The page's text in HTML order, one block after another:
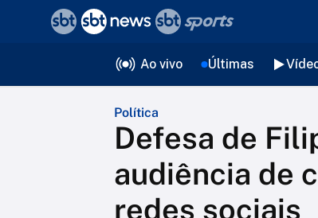
Ao vivo Últimas
Política
Defesa de
audiência de
redes sociais
voltar
Editorias